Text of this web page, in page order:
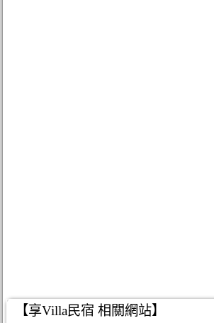
【享Villa民宿 相關網站】